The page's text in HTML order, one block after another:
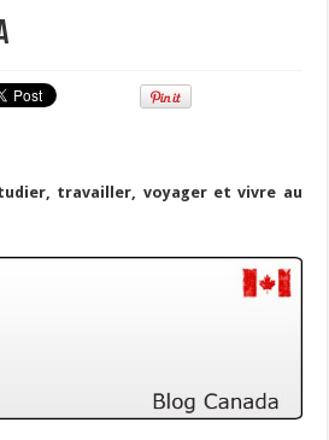
travailler, voyager et vivre au